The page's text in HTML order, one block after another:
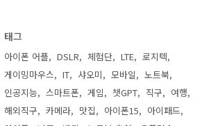
태그
아이폰 어플 DSLR 체험단 LTE
로지텍
게이밍마우스
IT 샤오미 모바일
노트북
인공지능
스마트폰 게임 챗GPT 직구
여행
해외직구
카메라 맛집 아이폰15
아이패드